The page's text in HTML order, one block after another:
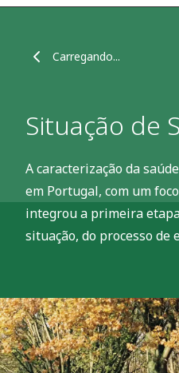
Carregando...
Situação de
A caracterização da
em Portugal, com um
integrou a primeira
situação, do processo de